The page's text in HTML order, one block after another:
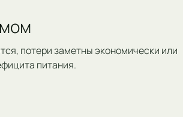
потери заметны экономически или
питания.